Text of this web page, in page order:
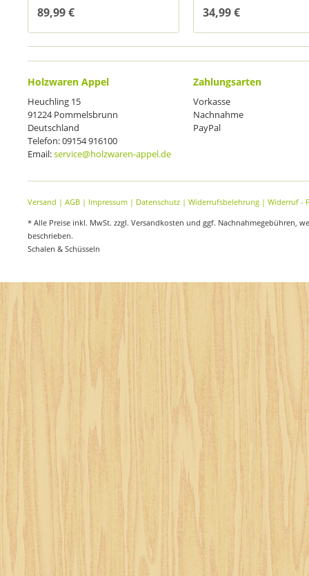
89,99 € 34,99 €
Holzwaren Appel
Heuchling 15
91224 Pommelsbrunn
Deutschland
Telefon: 09154 916100
Email:service@holzwaren-appel.de
Zahlungsarten
Vorkasse
Nachnahme
PayPal
Versand | AGB | Impressum | Datenschutz | Widerrufsbelehrung | Widerruf -
* Alle Preise inkl. MwSt. zzgl. Versandkosten und ggf. Nachnahmegebühren,
beschrieben.
Schalen & Schüsseln